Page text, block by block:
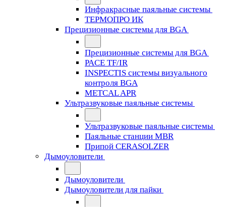
Инфракрасные паяльные системы
ТЕРМОПРО ИК
Прецизионные системы для BGA
Прецизионные системы для BGA
PACE TF/IR
INSPECTIS системы визуального
контроля BGA
METCAL APR
Ультразвуковые паяльные системы
Ультразвуковые паяльные системы
Паяльные станции MBR
Припой CERASOLZER
Дымоуловители
Дымоуловители
Дымоуловители для пайки